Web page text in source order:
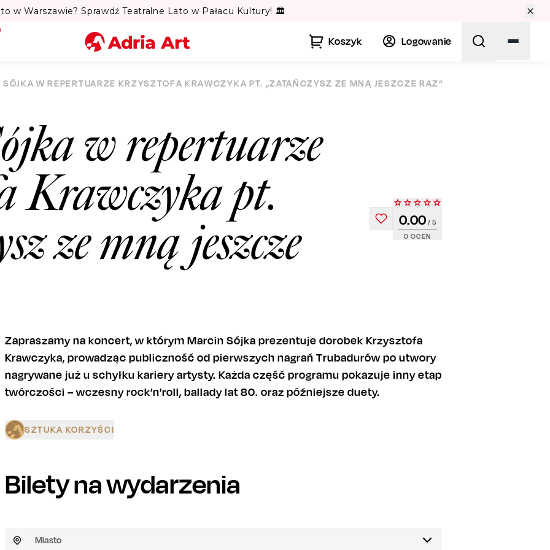
w Warszawie? Sprawdź Teatralne Lato w Pałacu Kultury! 🏛️
Koszyk Logowanie
Miasto
Szukaj
W REPERTUARZE KRZYSZTOFA KRAWCZYKA PT. „ZATAŃCZYSZ ZE MNĄ JESZCZE RAZ“
w repertuarze
Krawczyka pt.
ze mną jeszcze
0.00 / 5
0 OCEN
Zapraszamy na koncert, w którym Marcin Sójka prezentuje dorobek Krzysztofa
Krawczyka, prowadząc publiczność od pierwszych nagrań Trubadurów po utwory
nagrywane już u schyłku kariery artysty. Każda część programu pokazuje inny etap
twórczości – wczesny rock’n’roll, ballady lat 80. oraz późniejsze duety.
SZTUKA KORZYŚCI
Bilety na wydarzenia
Miasto